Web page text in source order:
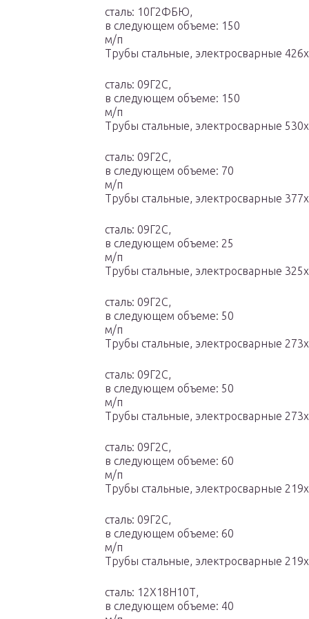
сталь: 10Г2ФБЮ,
в следующем объеме: 150
м/п
Трубы стальные, электросварные
сталь: 09Г2С,
в следующем объеме: 150
м/п
Трубы стальные, электросварные
сталь: 09Г2С,
в следующем объеме: 70
м/п
Трубы стальные, электросварные
сталь: 09Г2С,
в следующем объеме: 25
м/п
Трубы стальные, электросварные
сталь: 09Г2С,
в следующем объеме: 50
м/п
Трубы стальные, электросварные
сталь: 09Г2С,
в следующем объеме: 50
м/п
Трубы стальные, электросварные
сталь: 09Г2С,
в следующем объеме: 60
м/п
Трубы стальные, электросварные
сталь: 09Г2С,
в следующем объеме: 60
м/п
Трубы стальные, электросварные
сталь: 12Х18Н10Т,
в следующем объеме: 40